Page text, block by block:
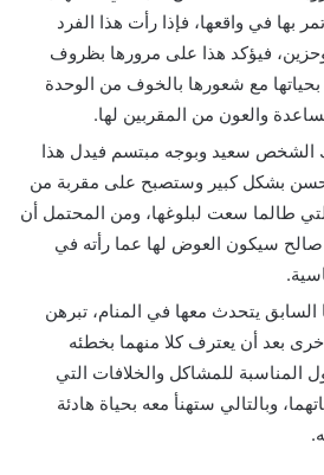
بها في واقعها، فإذا رأت هذا الفرد
فيؤكد هذا على مرورها بظروف
مع شعورها بالخوف من الوحدة
والعون من المقربين لها.
الشخص سعيد وبوجه مبتسم فيدل هذا
بشكل كبير وستصبح على مقربة من
طالما سعت لبلوغها، ومن المحتمل أن
سيكون العوض لها عما رأته في
السابق يتحدث معها في المنام، تبرهن
بعد أن يعترف كلا منهما بخطئه
المناسبة للمشاكل والخلافات التي
وبالتالي ستهنأ معه بحياة هادئة